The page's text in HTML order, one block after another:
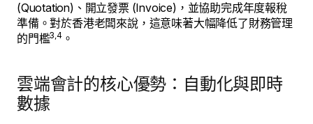
(Quotation)、開立發票 (Invoice)，並協助完成年度報稅
準備。對於香港老闆來說，這意味著大幅降低了財務管理
的門檻3,4。
雲端會計的核心優勢：自動化與即時
數據